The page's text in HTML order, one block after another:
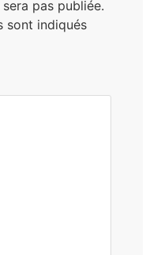
pas publiée.
sont indiqués